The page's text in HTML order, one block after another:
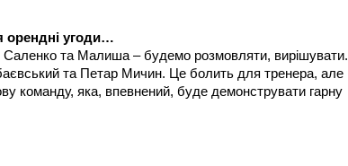
орендні угоди…
та Малиша – будемо розмовляти, вирішувати.
та Петар Мичин. Це болить для тренера, але
команду, яка, впевнений, буде демонструвати гарну